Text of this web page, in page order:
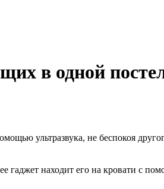
в одной
ультразвука, не беспокоя
гаджет находит его на кровати с